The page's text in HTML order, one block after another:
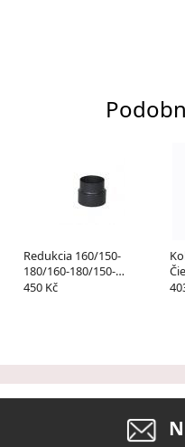
Redukcia 160/150-
180/160-180/150-
200/180-200/150
450 Kč